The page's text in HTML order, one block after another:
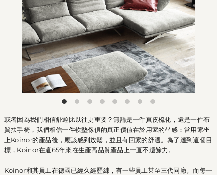
或者因為我們相信舒適比以往更重要？無論是一件真皮梳化，還是一件布
質扶手椅，我們相信一件軟墊傢俱的真正價值在於用家的坐感：當用家坐
上Koinor的產品後，應該感到放鬆，並且有回家的舒適。為了達到這個目
標，Koinor在這65年來在生產高品質產品上一直不遺餘力。
Koinor和其員工在德國已經久經歷練，有一些員工甚至三代同廠。而每一